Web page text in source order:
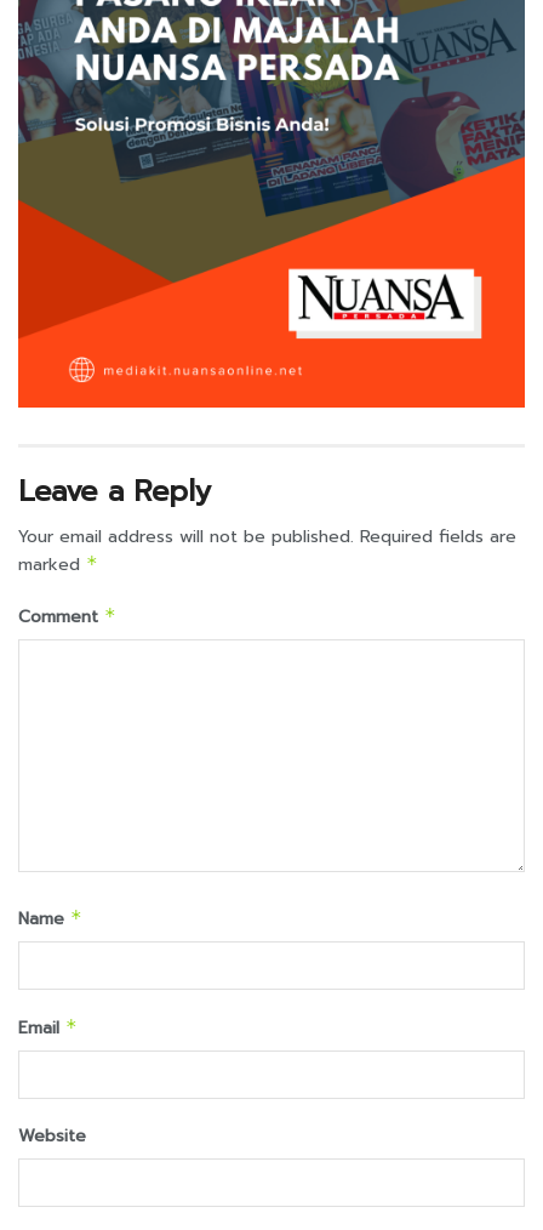
Leave a Reply
Your email address will not be published. Required fields are
marked *
Comment *
Name *
Email *
Website